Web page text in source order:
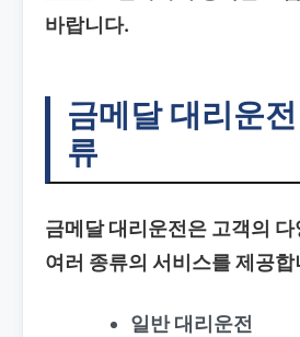
바랍니다.
금메달 대리운
류
금메달 대리운전은 고객의
여러 종류의 서비스를 제공합
일반 대리운전